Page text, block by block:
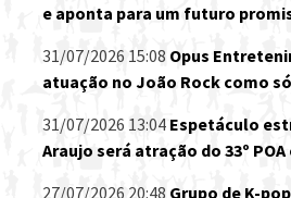
e aponta para um futuro
31/07/2026 15:08 Opus
atuação no João Rock como
31/07/2026 13:04 Espetáculo
Araujo será atração do 33º POA
27/07/2026 20:48 Grupo de K-